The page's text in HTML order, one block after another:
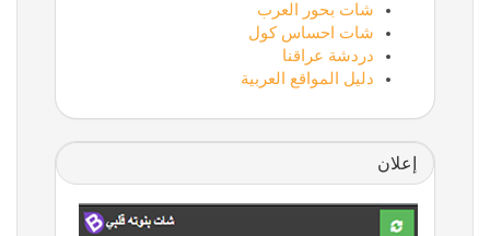
شات بحور العرب
شات احساس كول
دردشة عراقنا
دليل المواقع العربية
إعلان